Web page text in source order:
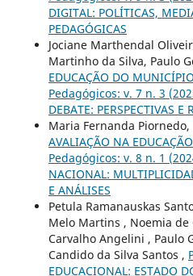
DIGITAL: POLÍTICAS,
PEDAGÓGICAS
Jociane Marthendal
Martinho da Silva, Paulo
EDUCAÇÃO DO
Pedagógicos: v. 7 n. 3
DEBATE: PERSPECTIVAS E
Maria Fernanda
AVALIAÇÃO NA
Pedagógicos: v. 8 n. 1
NACIONAL:
E ANÁLISES
Petula Ramanauskas
Melo Martins , Noemia
Carvalho Angelini , Paulo
Candido da Silva Santos ,
EDUCACIONAL: ESTADO